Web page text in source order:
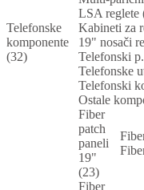
Telefonske
komponente
(32)
LSA reglete
Kabineti za
19" nosači
Telefonski
Telefonske
Telefonski
Ostale
Fiber
patch
paneli
19"
(23)
Fiber